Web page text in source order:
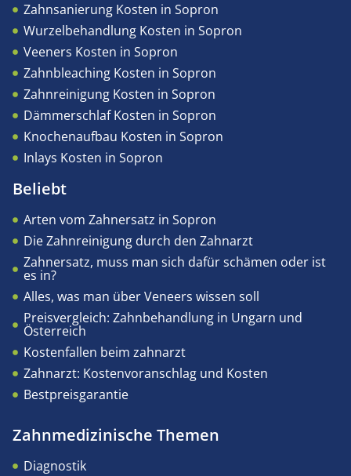
Zahnsanierung Kosten in Sopron
Wurzelbehandlung Kosten in Sopron
Veeners Kosten in Sopron
Zahnbleaching Kosten in Sopron
Zahnreinigung Kosten in Sopron
Dämmerschlaf Kosten in Sopron
Knochenaufbau Kosten in Sopron
Inlays Kosten in Sopron
Beliebt
Arten vom Zahnersatz in Sopron
Die Zahnreinigung durch den Zahnarzt
Zahnersatz, muss man sich dafür schämen oder ist
es in?
Alles, was man über Veneers wissen soll
Preisvergleich: Zahnbehandlung in Ungarn und
Österreich
Kostenfallen beim zahnarzt
Zahnarzt: Kostenvoranschlag und Kosten
Bestpreisgarantie
Zahnmedizinische Themen
Diagnostik